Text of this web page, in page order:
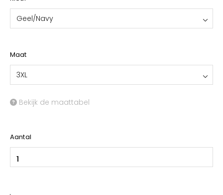
Geel/Navy
Maat
3XL
Bekijk de maattabel
Aantal